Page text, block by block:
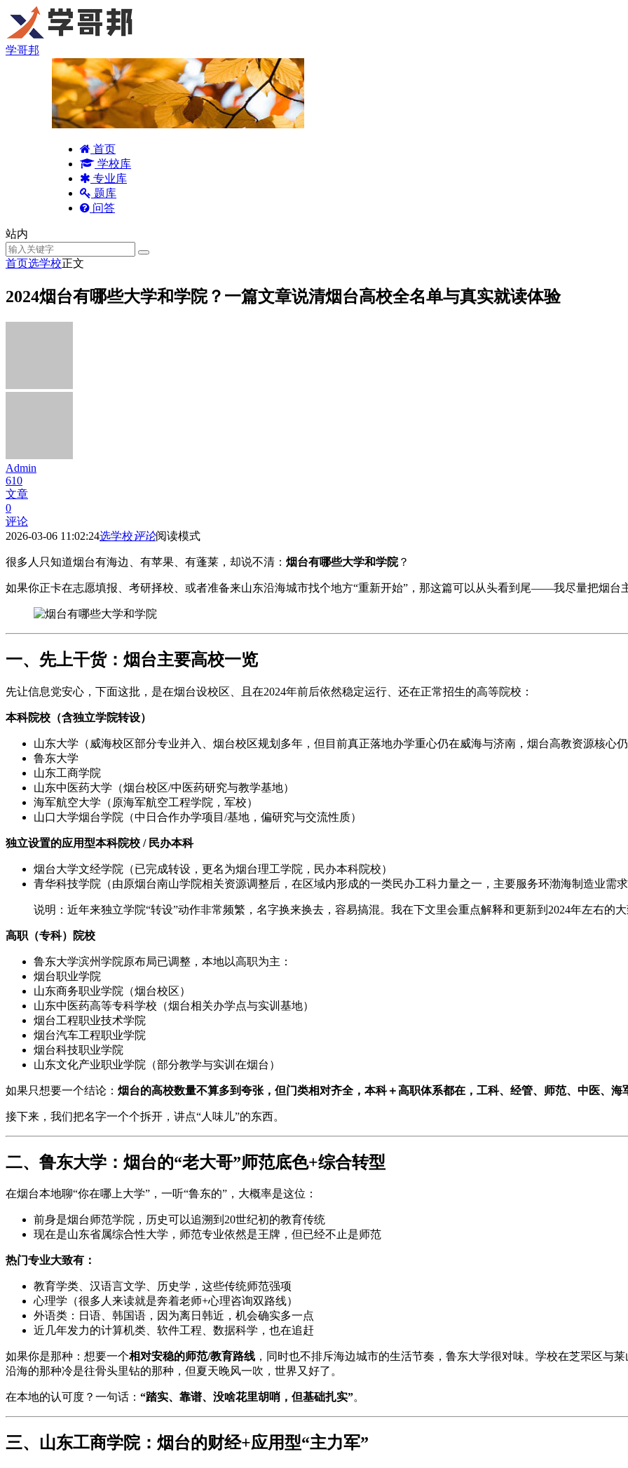
学哥邦
首页
学校库
专业库
题库
问答
站内
首页选学校正文
2024烟台有哪些大学和学院？一篇文章说清烟台高校全名单与真实就读体验
Admin
610
文章
0
评论
2026-03-06 11:02:24选学校评论阅读模式
很多人只知道烟台有海边、有苹果、有蓬莱，却说不清： 烟台有哪些大学和学院？
如果你正卡在志愿填报、考研择校、或者准备来山东沿海城市找个地方“重新开始”，那这篇可以从头看到尾——我尽量把烟台
一、先上干货：烟台主要高校一览
先让信息党安心，下面这批，是在烟台设校区、且在2024年前后依然稳定运行、还在正常招生的高等院校：
本科院校（含独立学院转设）
山东大学（威海校区部分专业并入、烟台校区规划多年，但目前真正落地办学重心仍在威海与济南，烟台高教资源核心仍
鲁东大学
山东工商学院
山东中医药大学（烟台校区/中医药研究与教学基地）
海军航空大学（原海军航空工程学院，军校）
山口大学烟台学院（中日合作办学项目/基地，偏研究与交流性质）
独立设置的应用型本科院校 / 民办本科
烟台大学文经学院（已完成转设，更名为烟台理工学院，民办本科院校）
青华科技学院（由原烟台南山学院相关资源调整后，在区域内形成的一类民办工科力量之一，主要服务环渤海制造业需求
说明：近年来独立学院“转设”动作非常频繁，名字换来换去，容易搞混。我在下文里会重点解释和更新到2024年左右的大
高职（专科）院校
鲁东大学滨州学院原布局已调整，本地以高职为主：
烟台职业学院
山东商务职业学院（烟台校区）
山东中医药高等专科学校（烟台相关办学点与实训基地）
烟台工程职业技术学院
烟台汽车工程职业学院
烟台科技职业学院
山东文化产业职业学院（部分教学与实训在烟台）
如果只想要一个结论： 烟台的高校数量不算多到夸张，但门类相对齐全，本科＋高职体系都在，工科、经管、师范、中医、海
接下来，我们把名字一个个拆开，讲点“人味儿”的东西。
二、鲁东大学：烟台的“老大哥”师范底色+综合转型
在烟台本地聊“你在哪上大学”，一听“鲁东的”，大概率是这位：
前身是烟台师范学院，历史可以追溯到20世纪初的教育传统
现在是山东省属综合性大学，师范专业依然是王牌，但已经不止是师范
热门专业大致有：
教育学类、汉语言文学、历史学，这些传统师范强项
心理学（很多人来读就是奔着老师+心理咨询双路线）
外语类：日语、韩国语，因为离日韩近，机会确实多一点
近几年发力的计算机类、软件工程、数据科学，也在追赶
如果你是那种：想要一个相对安稳的师范/教育路线 ，同时也不排斥海边城市的生活节奏，鲁东大学很对味。学校在芝罘区与
沿海的那种冷是往骨头里钻的那种，但夏天晚风一吹，世界又好了。
在本地的认可度？一句话： “踏实、靠谱、没啥花里胡哨，但基础扎实”。
三、山东工商学院：烟台的财经+应用型“主力军”